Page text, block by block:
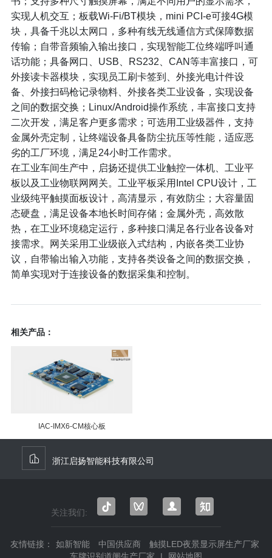
实现人机交互；板载Wi-Fi/BT模块，mini PCI-e可接4G模
块，具备千兆以太网口，多种有线无线通信方式保障数据
传输；自带音频输入输出接口，实现智能工位终端呼叫通
话功能；具备网口、USB、RS232、CAN等丰富接口，可
外接读卡器模块，实现员工刷卡签到、外接光电计件设
备、外接扫码枪记录物料、外接各类工业设备，实现设备
之间的数据交换；Linux/Android操作系统，丰富接口支持
二次开发，满足客户更多需求；可选用工业级器件，支持
金属外壳定制，让终端设备具备防尘抗压等性能，适应恶
劣的工厂环境，满足24小时工作需求。
在工业车间生产中，启扬还提供工业触控一体机、工业平
板以及工业物联网网关。工业平板采用Intel CPU设计，工
业级纯平触摸面板设计，高清显示，有效防尘；大容量固
态硬盘，满足设备本地长时间存储；金属外壳，高效散
热，在工业环境稳定运行，多种接口满足各行业各设备对
接需求。网关采用工业级嵌入式结构，内嵌各类工业协
议，自带输出输入功能，支持各类设备之间的数据交换，
简单实现对于连接设备的数据采集和控制。
相关产品：
IAC-IMX6-CM核心板
浙江启扬智能科技有限公司
关注我们:
号
号
友情链接： 如新智能 中国供应商
触摸LED夜景显示屏生产厂家
车牌识别道闸生产厂家
| 网站地图